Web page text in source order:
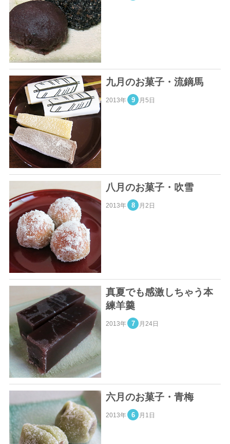
九月のお菓子・流鏑馬
2013年 9 月5日
八月のお菓子・吹雪
2013年 8 月2日
真夏でも感激しちゃう本
練羊羹
2013年 7 月24日
六月のお菓子・青梅
2013年 6 月1日